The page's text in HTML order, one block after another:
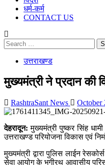
धर्म-कर्म
CONTACT US
Search
for:
उत्तराखण्ड
मुख्यमंत्री ने प्रदान की
RashtraSant News October
देहरादून: मुख्यमंत्री पुष्कर सिंह
उत्तराखण्ड परियोजना विकास एवं
मुख्यमंत्री द्वारा पुलिस लाईन
सेवा आयोग के भगीरथ आवासीय